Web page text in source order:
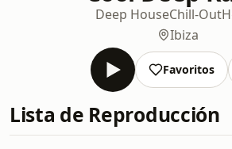
Deep HouseChill-Out
Ibiza
Favoritos
Lista de Reproducción